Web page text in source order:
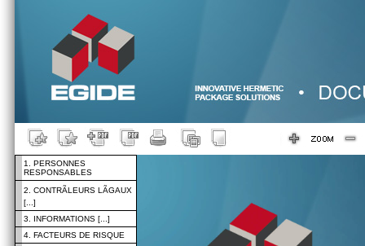
1. PERSONNES
RESPONSABLES
2. CONTRÃLEURS LÃGAUX
[...]
3. INFORMATIONS [...]
4. FACTEURS DE RISQUE